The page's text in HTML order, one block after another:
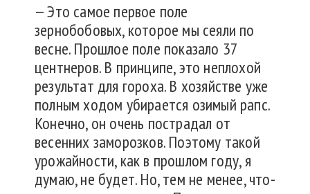
— Это самое первое поле
зернобобовых, которое мы сеяли по
весне. Прошлое поле показало 37
центнеров. В принципе, это неплохой
результат для гороха. В хозяйстве уже
полным ходом убирается озимый рапс.
Конечно, он очень пострадал от
весенних заморозков. Поэтому такой
урожайности, как в прошлом году, я
думаю, не будет. Но, тем не менее, что-